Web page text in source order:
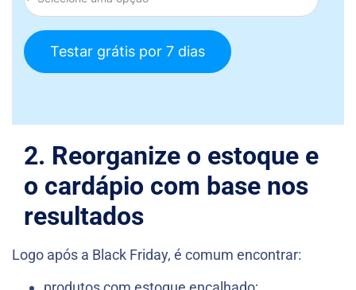
Testar grátis por 7 dias
2. Reorganize o estoque e
o cardápio com base nos
resultados
Logo após a Black Friday, é comum encontrar: